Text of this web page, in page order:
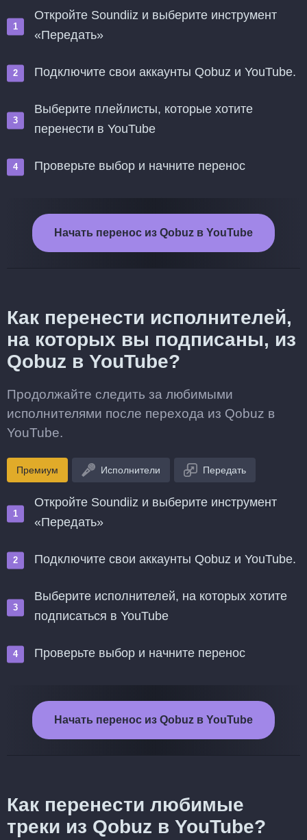
Откройте Soundiiz и выберите инструмент
«Передать»
Подключите свои аккаунты Qobuz и YouTube.
Выберите плейлисты, которые хотите
перенести в YouTube
Проверьте выбор и начните перенос
Начать перенос из Qobuz в YouTube
Как перенести исполнителей,
на которых вы подписаны, из
Qobuz в YouTube?
Продолжайте следить за любимыми
исполнителями после перехода из Qobuz в
YouTube.
Премиум Исполнители Передать
Откройте Soundiiz и выберите инструмент
«Передать»
Подключите свои аккаунты Qobuz и YouTube.
Выберите исполнителей, на которых хотите
подписаться в YouTube
Проверьте выбор и начните перенос
Начать перенос из Qobuz в YouTube
Как перенести любимые
треки из Qobuz в YouTube?